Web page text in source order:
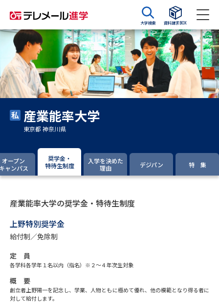
大学検索 資料請求BOX
資料請求 資料検索
大学・短大の資料種類から請求
大学パンフ
集要項＆願書
過去問題集
専門学校の資料請求
大学入学共通テスト「受験上の
配慮案内」の請求
幼稚園教員資格認定試験
産業能率大学
東京都 神奈川県
オープン
ャンパス
奨学金・
特待生制度
入学を決めた
理由
デジパン 特 集
産業能率大学の奨学金・特待生制度
上野特別奨学金
給付制／免除制
定 員
各学科各学年１名以内（指名）※２～４年次生対象
概 要
創立者上野陽一を記念し、学業、人物ともに極めて優れ、他の模範となり得る者に
対して給付します。